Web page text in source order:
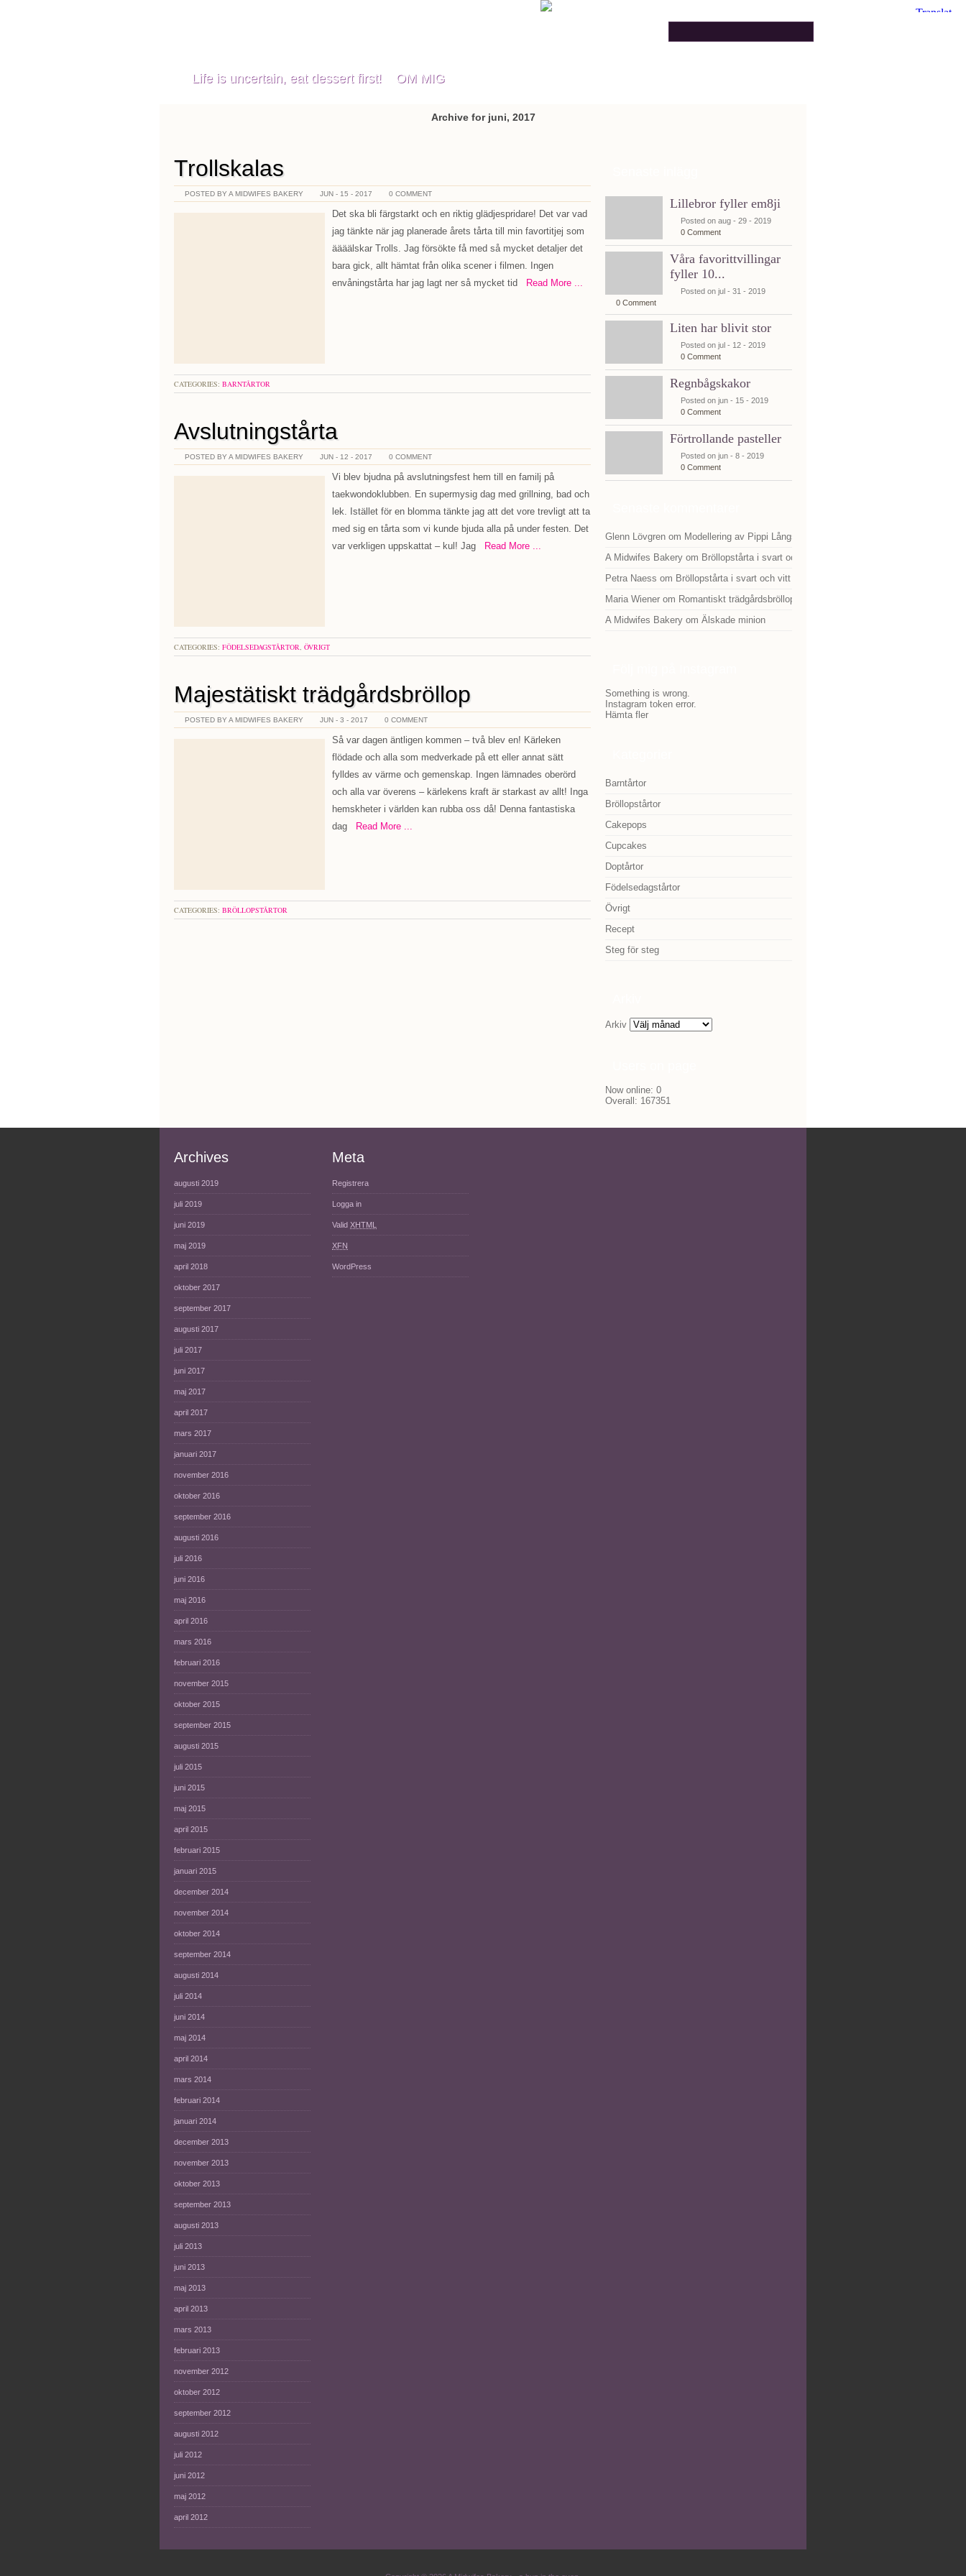
Life is uncertain, eat dessert first! OM MIG
Archive for juni, 2017
Trollskalas
POSTED BY A MIDWIFES BAKERY JUN - 15 - 2017 0 COMMENT
Det ska bli färgstarkt och en riktig glädjespridare! Det var vad
jag tänkte när jag planerade årets tårta till min favortitjej som
äääälskar Trolls. Jag försökte få med så mycket detaljer det
bara gick, allt hämtat från olika scener i filmen. Ingen
envåningstårta har jag lagt ner så mycket tid Read More ...
CATEGORIES: BARNTÅRTOR
Avslutningstårta
POSTED BY A MIDWIFES BAKERY JUN - 12 - 2017 0 COMMENT
Vi blev bjudna på avslutningsfest hem till en familj på
taekwondoklubben. En supermysig dag med grillning, bad och
lek. Istället för en blomma tänkte jag att det vore trevligt att ta
med sig en tårta som vi kunde bjuda alla på under festen. Det
var verkligen uppskattat – kul! Jag Read More ...
CATEGORIES: FÖDELSEDAGSTÅRTOR, ÖVRIGT
Majestätiskt trädgårdsbröllop
POSTED BY A MIDWIFES BAKERY JUN - 3 - 2017 0 COMMENT
Så var dagen äntligen kommen – två blev en! Kärleken
flödade och alla som medverkade på ett eller annat sätt
fylldes av värme och gemenskap. Ingen lämnades oberörd
och alla var överens – kärlekens kraft är starkast av allt! Inga
hemskheter i världen kan rubba oss då! Denna fantastiska
dag Read More ...
CATEGORIES: BRÖLLOPSTÅRTOR
Lillebror fyller em8ji
Posted on aug - 29 - 2019
0 Comment
Våra favorittvillingar
fyller 10...
Posted on jul - 31 - 2019
0 Comment
Liten har blivit stor
Posted on jul - 12 - 2019
0 Comment
Regnbågskakor
Posted on jun - 15 - 2019
0 Comment
Förtrollande pasteller
Posted on jun - 8 - 2019
0 Comment
Glenn Lövgren om Modellering av Pippi Långstrump
A Midwifes Bakery om Bröllopstårta i svart och vitt
Petra Naess om Bröllopstårta i svart och vitt
Maria Wiener om Romantiskt trädgårdsbröllop
A Midwifes Bakery om Älskade minion
Something is wrong.
Instagram token error.
Hämta fler
Barntårtor
Bröllopstårtor
Cakepops
Cupcakes
Doptårtor
Födelsedagstårtor
Övrigt
Recept
Steg för steg
Arkiv
Now online: 0
Overall: 167351
Archives
augusti 2019
juli 2019
juni 2019
maj 2019
april 2018
oktober 2017
september 2017
augusti 2017
juli 2017
juni 2017
maj 2017
april 2017
mars 2017
januari 2017
november 2016
oktober 2016
september 2016
augusti 2016
juli 2016
juni 2016
maj 2016
april 2016
mars 2016
februari 2016
november 2015
oktober 2015
september 2015
augusti 2015
juli 2015
juni 2015
maj 2015
april 2015
februari 2015
januari 2015
december 2014
november 2014
oktober 2014
september 2014
augusti 2014
juli 2014
juni 2014
maj 2014
april 2014
mars 2014
februari 2014
januari 2014
december 2013
november 2013
oktober 2013
september 2013
augusti 2013
juli 2013
juni 2013
maj 2013
april 2013
mars 2013
februari 2013
november 2012
oktober 2012
september 2012
augusti 2012
juli 2012
juni 2012
maj 2012
april 2012
Meta
Registrera
Logga in
Valid XHTML
XFN
WordPress